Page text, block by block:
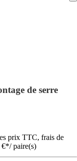
de serre
prix TTC, frais de
€*/ paire(s)